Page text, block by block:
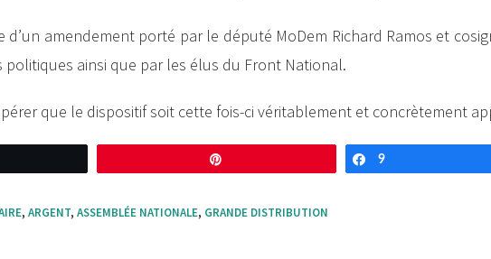
d’un amendement porté par le député MoDem Richard Ramos et
politiques ainsi que par les élus du Front National.
que le dispositif soit cette fois-ci véritablement et concrètement
Partagez
9
, ARGENT, ASSEMBLÉE NATIONALE, GRANDE DISTRIBUTION